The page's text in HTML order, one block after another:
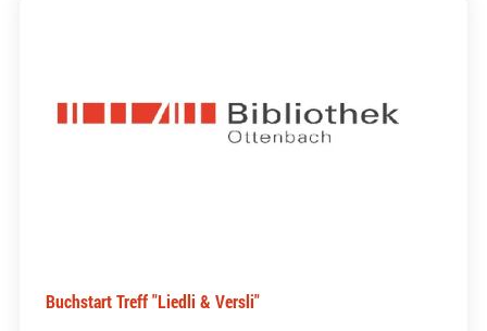
Buchstart Treff "Liedli & Versli"